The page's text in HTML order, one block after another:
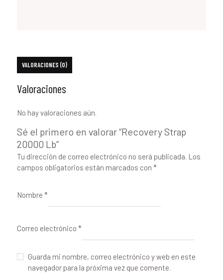
VALORACIONES (0)
Valoraciones
No hay valoraciones aún.
Sé el primero en valorar “Recovery Strap
20000 Lb”
Tu dirección de correo electrónico no será publicada. Los
campos obligatorios están marcados con *
Nombre *
Correo electrónico *
Guarda mi nombre, correo electrónico y web en este
navegador para la próxima vez que comente.